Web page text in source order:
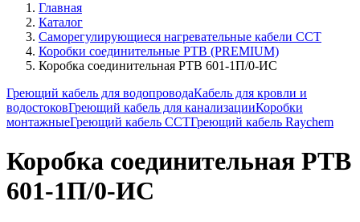
Главная
Каталог
Саморегулирующиеся нагревательные кабели ССТ
Коробки соединительные РТВ (PREMIUM)
Коробка соединительная РТВ 601-1П/0-ИС
Греющий кабель для водопроводаКабель для кровли и
водостоковГреющий кабель для канализацииКоробки
монтажныеГреющий кабель ССТГреющий кабель Raychem
Коробка соединительная РТВ
601-1П/0-ИС